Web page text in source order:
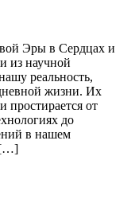
Эры в Сердцах и
из научной
реальность,
жизни. Их
простирается от
до
в нашем
[…]